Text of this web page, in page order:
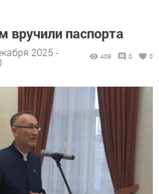
паспорта
2025 -
409 0 0